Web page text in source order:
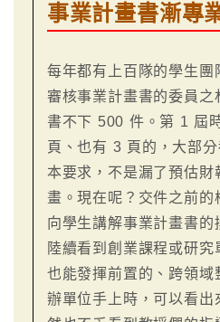
事業計畫書漸專
每年都有上百隊的學生團
審核事業計畫書的委員之
書不下 500 件。第 1 屆
頁、也有 3 頁的，大部
本要求，不是漏了預估財
畫。現在呢？交件之前的
向學生講解事業計畫書的
陸續看到創業課程或研
也能發揮前置的、跨領域
辦單位手上時，可以看出